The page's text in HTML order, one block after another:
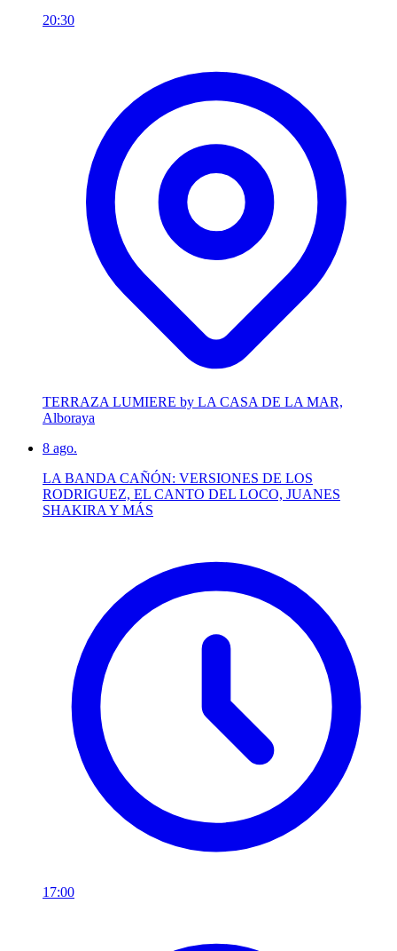
20:30
TERRAZA LUMIERE by LA CASA DE LA MAR,
Alboraya
8 ago.
LA BANDA CAÑÓN: VERSIONES DE LOS
RODRIGUEZ, EL CANTO DEL LOCO, JUANES
SHAKIRA Y MÁS
17:00